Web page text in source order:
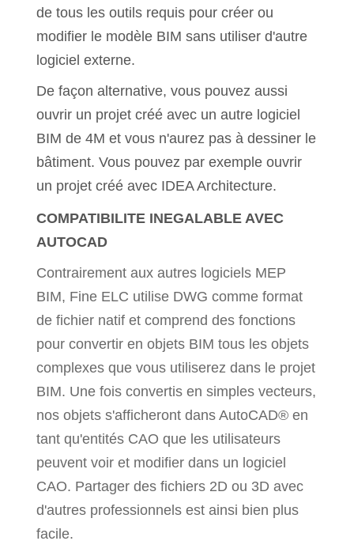
de tous les outils requis pour créer ou
modifier le modèle BIM sans utiliser d'autre
logiciel externe.
De façon alternative, vous pouvez aussi
ouvrir un projet créé avec un autre logiciel
BIM de 4M et vous n'aurez pas à dessiner le
bâtiment. Vous pouvez par exemple ouvrir
un projet créé avec IDEA Architecture.
COMPATIBILITE INEGALABLE AVEC
AUTOCAD
Contrairement aux autres logiciels MEP
BIM, Fine ELC utilise DWG comme format
de fichier natif et comprend des fonctions
pour convertir en objets BIM tous les objets
complexes que vous utiliserez dans le projet
BIM. Une fois convertis en simples vecteurs,
nos objets s'afficheront dans AutoCAD® en
tant qu'entités CAO que les utilisateurs
peuvent voir et modifier dans un logiciel
CAO. Partager des fichiers 2D ou 3D avec
d'autres professionnels est ainsi bien plus
facile.